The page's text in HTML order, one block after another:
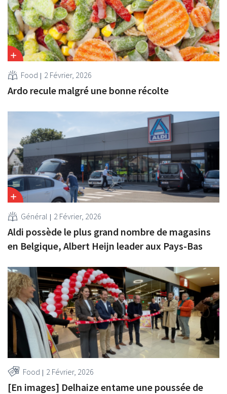
Food 2 Février, 2026
Ardo recule malgré une bonne récolte
Général 2 Février, 2026
Aldi possède le plus grand nombre de magasins
en Belgique, Albert Heijn leader aux Pays-Bas
Food 2 Février, 2026
[En images] Delhaize entame une poussée de